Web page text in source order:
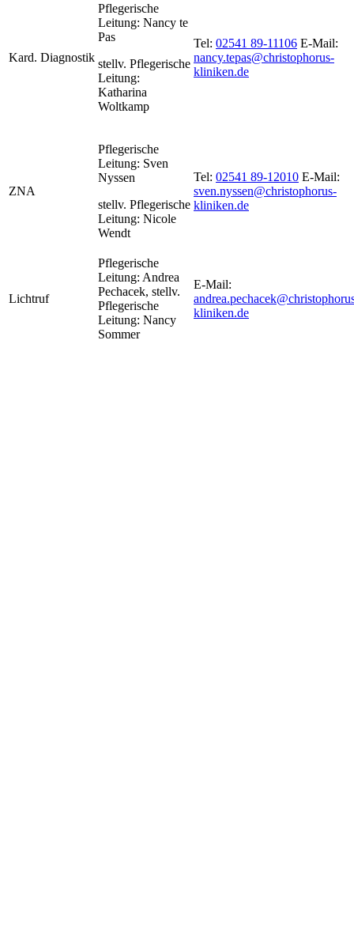
Kard. Diagnostik
Pflegerische
Leitung: Nancy te
Pas
stellv. Pflegerische
Leitung:
Katharina
Woltkamp
Tel: 02541 89-11106 E-Mail:
nancy.tepas@christophorus-
kliniken.de
ZNA
Pflegerische
Leitung: Sven
Nyssen
stellv. Pflegerische
Leitung: Nicole
Wendt
Tel: 02541 89-12010 E-Mail:
sven.nyssen@christophorus-
kliniken.de
Lichtruf
Pflegerische
Leitung: Andrea
Pechacek, stellv.
Pflegerische
Leitung: Nancy
Sommer
E-Mail:
kliniken.de